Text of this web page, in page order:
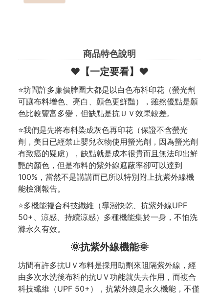
商品特色說明
❤️【一定要看】❤️
⭐坊間許多廉價脖圍大都是以白色布料印花（螢光劑
可讓布料增色、亮白、顏色更鮮豔），雖然優點是顏
色比較豐富多變，但缺點是抗ＵＶ效果較差。
⭐我們是先將布料染成灰色再印花（保證不含螢光
劑，美日已經禁止嬰兒衣物使用螢光劑，因為螢光劑
有致癌的疑慮），缺點就是成本很貴而且無法印出鮮
艷的顏色，但是布料的紫外線遮蔽率卻可以達到
100%，當然不是講講而已所以特別附上抗紫外線機
能檢測報告。
⭐多機能複合科技纖維（導濕快乾、抗紫外線UPF
50+、涼感、持續涼感）多種機能集於一身，不怕洗
滌永久有效。
🌞抗紫外線機能🌞
坊間有許多抗UＶ布料是採用助劑來阻隔紫外線，經
由多次水洗後布料的抗UＶ功能就失去作用，而複合
科技纖維（UPF 50+），抗紫外線是永久機能，不僅